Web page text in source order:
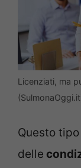
Licenziati, ma
Questo
delle